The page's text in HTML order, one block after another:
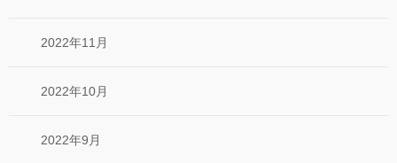
2022年11月
2022年10月
2022年9月